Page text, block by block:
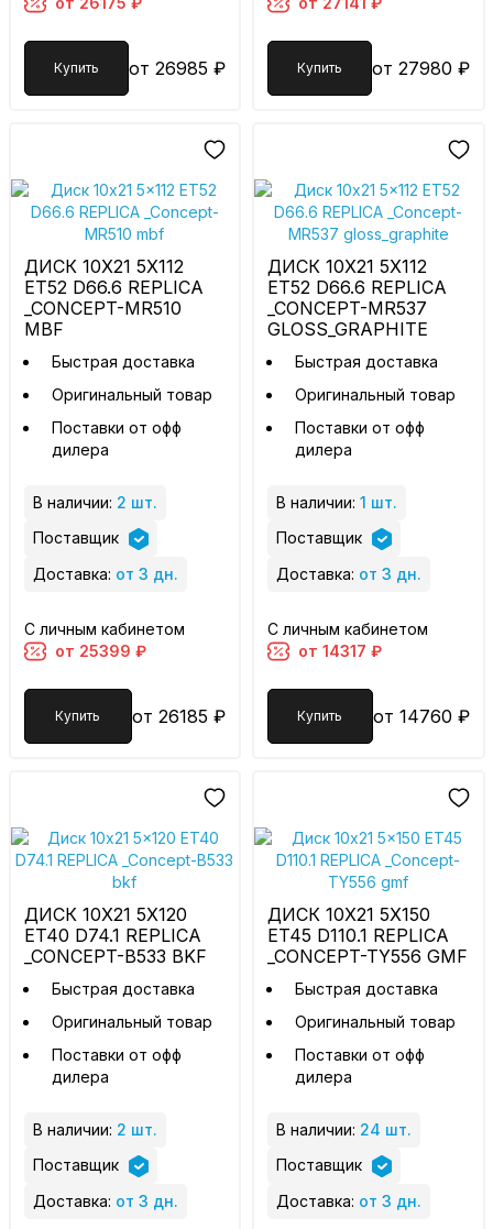
Купить от 26985 ₽ Купить от 27980 ₽
ДИСК 10X21 5X112
ET52 D66.6 REPLICA
_CONCEPT-MR510
MBF
Быстрая доставка
Оригинальный товар
Поставки от офф
дилера
В наличии: 2 шт.
Поставщик
Доставка: от 3 дн.
С личным кабинетом
от 25399 ₽
Купить от 26185 ₽
ДИСК 10X21 5X112
ET52 D66.6 REPLICA
_CONCEPT-MR537
GLOSS_GRAPHITE
Быстрая доставка
Оригинальный товар
Поставки от офф
дилера
В наличии: 1 шт.
Поставщик
Доставка: от 3 дн.
С личным кабинетом
от 14317 ₽
Купить от 14760 ₽
ДИСК 10X21 5X120
ET40 D74.1 REPLICA
_CONCEPT-B533 BKF
Быстрая доставка
Оригинальный товар
Поставки от офф
дилера
В наличии: 2 шт.
Поставщик
Доставка: от 3 дн.
ДИСК 10X21 5X150
ET45 D110.1 REPLICA
_CONCEPT-TY556 GMF
Быстрая доставка
Оригинальный товар
Поставки от офф
дилера
В наличии: 24 шт.
Поставщик
Доставка: от 3 дн.